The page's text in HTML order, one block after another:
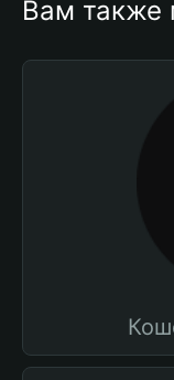
Вам также